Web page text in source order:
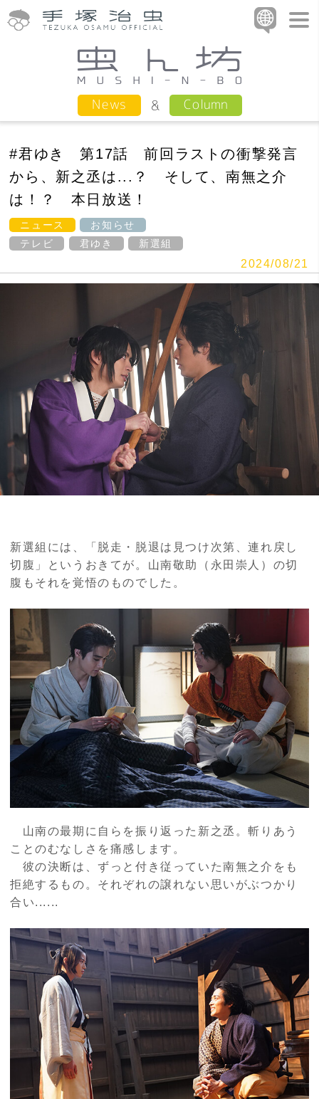
News Column
#君ゆき 第17話 前回ラストの衝撃発言
から、新之丞は...？ そして、南無之介
は！？ 本日放送！
ニュース
お知らせ
テレビ
君ゆき 新選組
2024/08/21
新選組には、「脱走・脱退は見つけ次第、連れ戻し
切腹」というおきてが。山南敬助（永田崇人）の切
腹もそれを覚悟のものでした。
山南の最期に自らを振り返った新之丞。斬りあう
ことのむなしさを痛感します。
彼の決断は、ずっと付き従っていた南無之介をも
拒絶するもの。それぞれの譲れない思いがぶつかり
合い......